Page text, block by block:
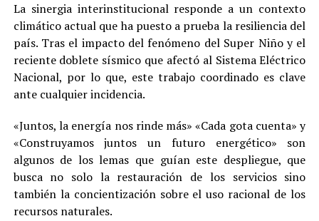
La sinergia interinstitucional responde a un contexto
climático actual que ha puesto a prueba la resiliencia del
país. Tras el impacto del fenómeno del Super Niño y el
reciente doblete sísmico que afectó al Sistema Eléctrico
Nacional, por lo que, este trabajo coordinado es clave
ante cualquier incidencia.
«Juntos, la energía nos rinde más» «Cada gota cuenta» y
«Construyamos juntos un futuro energético» son
algunos de los lemas que guían este despliegue, que
busca no solo la restauración de los servicios sino
también la concientización sobre el uso racional de los
recursos naturales.